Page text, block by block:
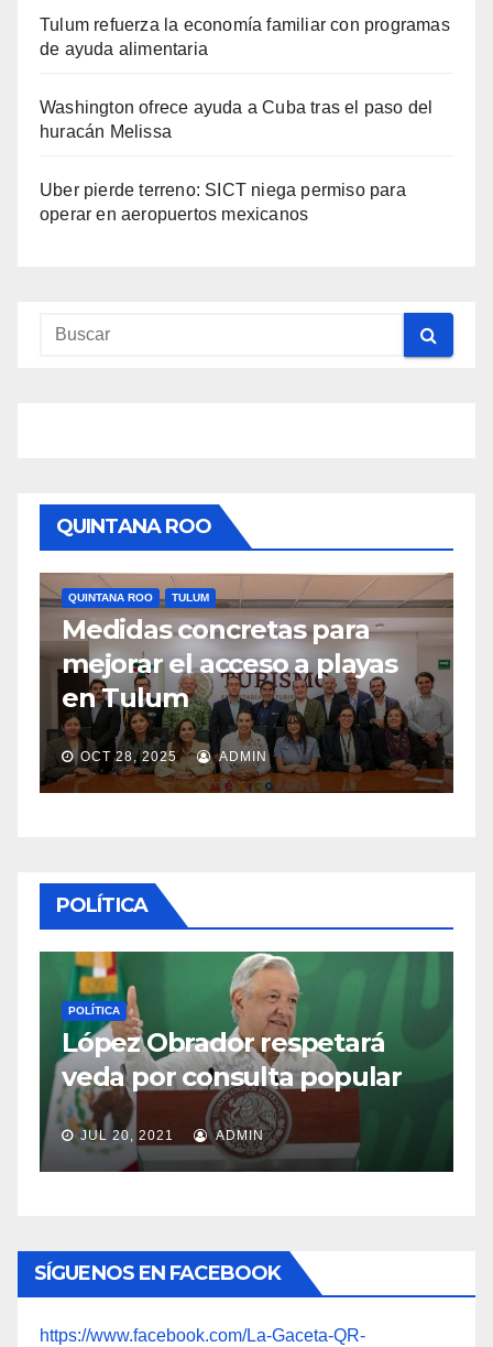
Tulum refuerza la economía familiar con programas
de ayuda alimentaria
Washington ofrece ayuda a Cuba tras el paso del
huracán Melissa
Uber pierde terreno: SICT niega permiso para
operar en aeropuertos mexicanos
QUINTANA ROO
QUINTANA ROO
Mara Lezama impulsa plan
turístico histórico rumbo al
Mundial 2026
OCT 25, 2025 ADMIN
POLÍTICA
POLÍTICA
Rogelio Ramírez de la O
entrará en función como
titular de SHCP
JUL 17, 2021 ADMIN
SÍGUENOS EN FACEBOOK
https://www.facebook.com/La-Gaceta-QR-